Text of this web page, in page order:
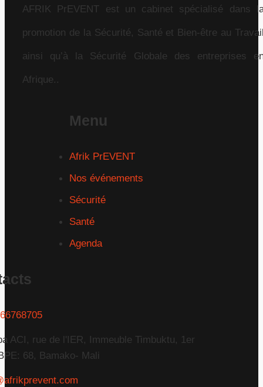
AFRIK PrEVENT est un cabinet spécialisé dans
promotion de la Sécurité, Santé et Bien-être au
ainsi qu’à la Sécurité Globale des entreprises
Afrique..
Menu
Afrik PrEVENT
Nos événements
Sécurité
Santé
Agenda
ACI, rue de l'IER, Immeuble Timbuktu, 1er
68, Bamako- Mali